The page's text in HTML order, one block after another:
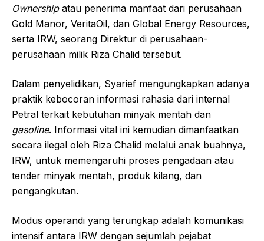
Ownershipatau penerima manfaat dari perusahaan
Gold Manor, VeritaOil, dan Global Energy Resources,
serta IRW, seorang Direktur di perusahaan-
perusahaan milik Riza Chalid tersebut.
Dalam penyelidikan, Syarief mengungkapkan adanya
praktik kebocoran informasi rahasia dari internal
Petral terkait kebutuhan minyak mentah dan
gasoline. Informasi vital ini kemudian dimanfaatkan
secara ilegal oleh Riza Chalid melalui anak buahnya,
IRW, untuk memengaruhi proses pengadaan atau
tender minyak mentah, produk kilang, dan
pengangkutan.
Modus operandi yang terungkap adalah komunikasi
intensif antara IRW dengan sejumlah pejabat